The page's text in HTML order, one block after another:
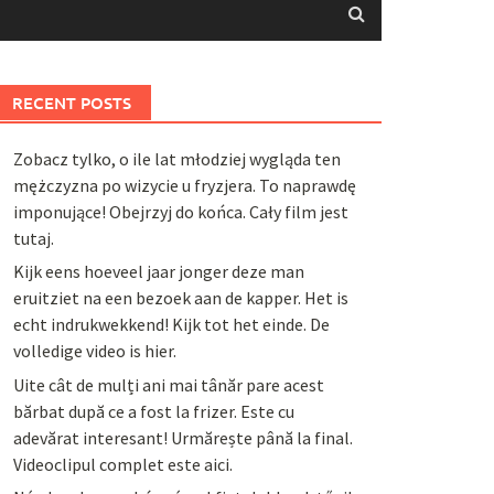
RECENT POSTS
Zobacz tylko, o ile lat młodziej wygląda ten
mężczyzna po wizycie u fryzjera. To naprawdę
imponujące! Obejrzyj do końca. Cały film jest
tutaj.
Kijk eens hoeveel jaar jonger deze man
eruitziet na een bezoek aan de kapper. Het is
echt indrukwekkend! Kijk tot het einde. De
volledige video is hier.
Uite cât de mulți ani mai tânăr pare acest
bărbat după ce a fost la frizer. Este cu
adevărat interesant! Urmărește până la final.
Videoclipul complet este aici.